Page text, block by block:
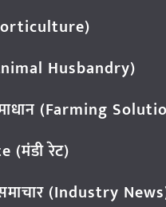
Husbandry)
(Farming
(मंडी रेट)
(Industry